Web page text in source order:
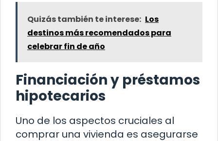
Quizás también te interese: Los
destinos más recomendados para
celebrar fin de año
Financiación y préstamos
hipotecarios
Uno de los aspectos cruciales al
comprar una vivienda es asegurarse